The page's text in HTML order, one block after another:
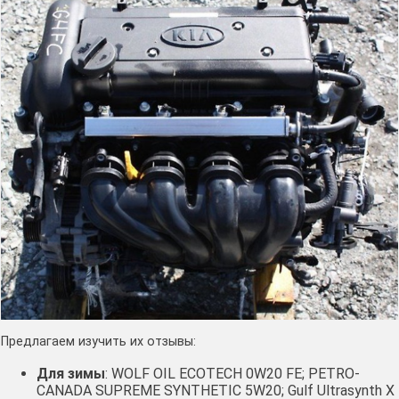
Предлагаем изучить их отзывы:
Для зимы: WOLF OIL ECOTECH 0W20 FE; PETRO-
CANADA SUPREME SYNTHETIC 5W20; Gulf Ultrasynth X